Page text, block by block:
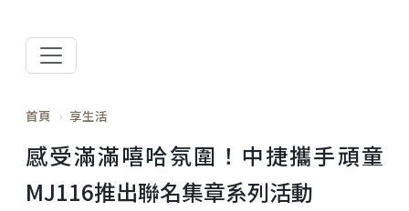
首頁 享生活
感受滿滿嘻哈氛圍！中捷攜手頑童
MJ116推出聯名集章系列活動